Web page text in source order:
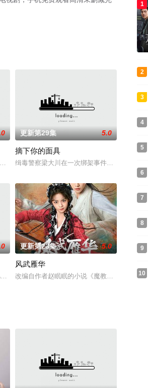
尖子班1班，成为
之上，龙椅之下，谁才是最后的赢家？周凰身为
制作的一部边防题材的惊险电视连续剧。全剧以
更新第29集 5.0
摘下你的面具
缉毒警察梁大川在一次绑架事件中误伤女友
杂院里几家人关于
帮主夫人就可以吃喝躺平，却不料帮派早已一
一年。前儿些年刀光剑影，兵荒马乱，统治了中
更新第23集 5.0
风武雁华
改编自作者赵眠眠的小说《魔教》。风雨阁
1
2
3
4
5
6
7
8
9
10